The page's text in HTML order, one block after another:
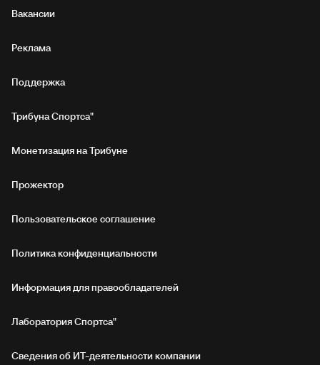
Вакансии
Реклама
Поддержка
Трибуна Спортса"
Монетизация на Трибуне
Прожектор
Пользовательское соглашение
Политика конфиденциальности
Информация для правообладателей
Лаборатория Спортса"
Сведения об ИТ‑деятельности компании